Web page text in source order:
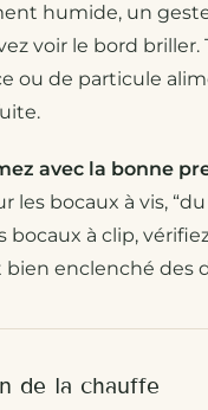
humide, un
voir le bord briller.
ou de particule
avec la bonne
les bocaux à vis,
bocaux à clip,
bien enclenché des
de la chauffe